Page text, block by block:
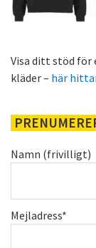
Visa ditt stöd
kläder – här
Namn (frivilligt)
Mejladress*